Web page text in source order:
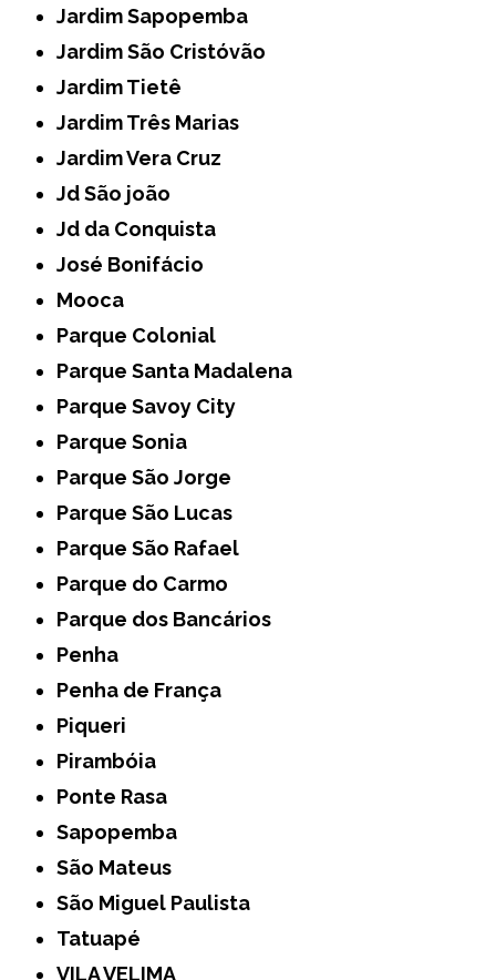
Jardim Sapopemba
Jardim São Cristóvão
Jardim Tietê
Jardim Três Marias
Jardim Vera Cruz
Jd São joão
Jd da Conquista
José Bonifácio
Mooca
Parque Colonial
Parque Santa Madalena
Parque Savoy City
Parque Sonia
Parque São Jorge
Parque São Lucas
Parque São Rafael
Parque do Carmo
Parque dos Bancários
Penha
Penha de França
Piqueri
Pirambóia
Ponte Rasa
Sapopemba
São Mateus
São Miguel Paulista
Tatuapé
VILA VELIMA